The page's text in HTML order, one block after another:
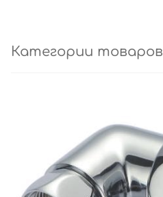
Категории товаров